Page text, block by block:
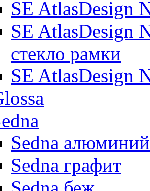
SE AtlasDesign
SE AtlasDesign
стекло рамки
SE AtlasDesign
Sedna алюминий
Sedna графит